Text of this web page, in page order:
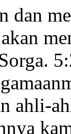
dan
.
ahli-